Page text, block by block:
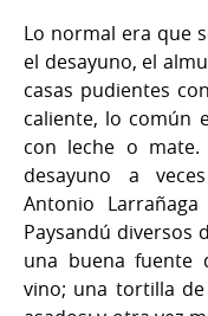
Lo normal era que
el desayuno, el
casas pudientes
caliente, lo común
con leche o mate.
desayuno a
Antonio
Paysandú diversos
una buena fuente
vino; una tortilla